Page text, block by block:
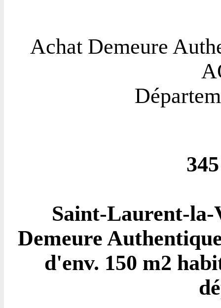
Achat Demeure
Saint-Laurent-la-
Demeure
d'env. 150 m2